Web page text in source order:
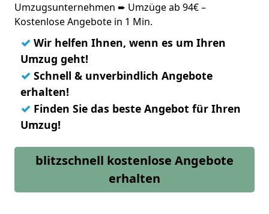
Umzugsunternehmen ➨ Umzüge ab 94€ –
Kostenlose Angebote in 1 Min.
✓ Wir helfen Ihnen, wenn es um Ihren
Umzug geht!
✓ Schnell & unverbindlich Angebote
erhalten!
✓ Finden Sie das beste Angebot für Ihren
Umzug!
blitzschnell kostenlose Angebote
erhalten